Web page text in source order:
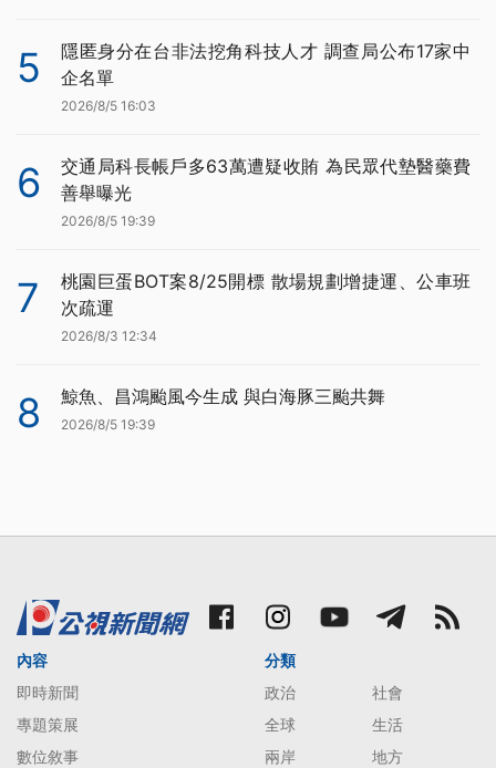
5
隱匿身分在台非法挖角科技人才 調查局公布17家中
企名單
2026/8/5 16:03
6
交通局科長帳戶多63萬遭疑收賄 為民眾代墊醫藥費
善舉曝光
2026/8/5 19:39
7
桃園巨蛋BOT案8/25開標 散場規劃增捷運、公車班
次疏運
2026/8/3 12:34
8 鯨魚、昌鴻颱風今生成 與白海豚三颱共舞
2026/8/5 19:39
內容
即時新聞
專題策展
數位敘事
分類
政治
社會
全球
生活
兩岸
地方